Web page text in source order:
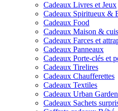
Cadeaux Livres et Jeux
Cadeaux Spiritueux &
Cadeaux Food
Cadeaux Maison &
Cadeaux Farces et
Cadeaux Panneaux
Cadeaux Porte-clés et
Cadeaux Tirelires
Cadeaux Chaufferettes
Cadeaux Textiles
Cadeaux Urban
Cadeaux Sachets